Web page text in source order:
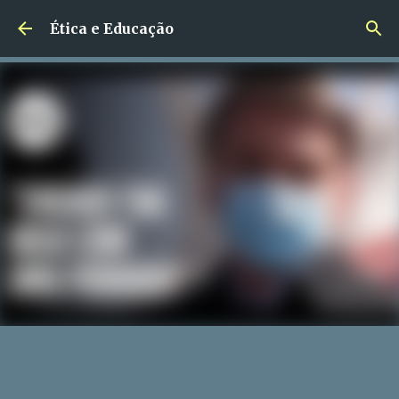
Pular para o conteúdo principal
Ética e Educação